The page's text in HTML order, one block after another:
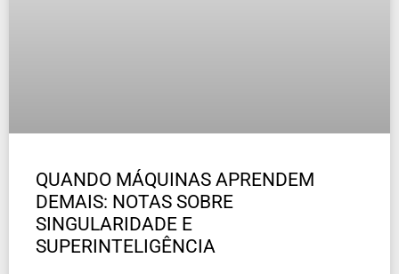
QUANDO MÁQUINAS APRENDEM
DEMAIS: NOTAS SOBRE
SINGULARIDADE E
SUPERINTELIGÊNCIA